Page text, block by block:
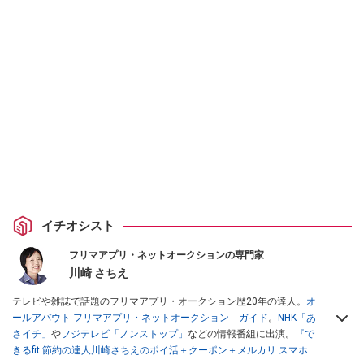
イチオシスト
フリマアプリ・ネットオークションの専門家
川崎 さちえ
テレビや雑誌で話題のフリマアプリ・オークション歴20年の達人。 オ
ールアバウト フリマアプリ・ネットオークション ガイド。
NHK「あ
さイチ」 やフジテレビ「ノンストップ」 などの情報番組に出演。
『で
きるfit 節約の達人川崎さちえのポイ活＋クーポン＋メルカリ スマホで